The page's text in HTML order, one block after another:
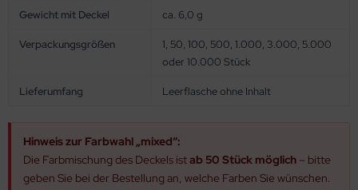
Gewicht mit Deckel ca. 6,0 g
Verpackungsgrößen
1, 50, 100, 500, 1.000, 3.000, 5.000
oder 10.000 Stück
Lieferumfang Leerflasche ohne Inhalt
Hinweis zur Farbwahl „mixed“:
Die Farbmischung des Deckels istab 50 Stück möglich – bitte
geben Sie bei der Bestellung an, welche Farben Sie wünschen.